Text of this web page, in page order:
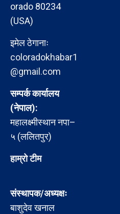
orado 80234
(USA)
इमेल ठेगानाः
coloradokhabar1
@gmail.com
सम्पर्क कार्यालय
(नेपाल):
महालक्ष्मीस्थान नपा–
५ (ललितपुर)
हाम्रो टीम
संस्थापक/अध्यक्षः
बाशुदेव खनाल